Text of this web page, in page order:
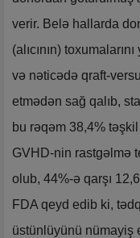
verir. Belə hallarda
(alıcının)
və nəticədə qraft-
etmədən sağ qalıb,
bu rəqəm 38,4%
GVHD-nin rastgəlmə
olub, 44%-ə qarşı
FDA qeyd edib ki,
üstünlüyünü nümayiş